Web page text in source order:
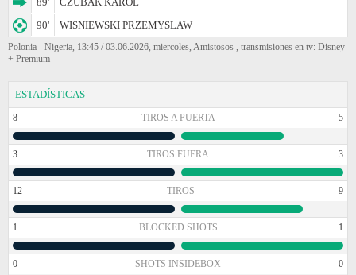
90'
WISNIEWSKI PRZEMYSLAW
Polonia - Nigeria, 13:45 / 03.06.2026, miercoles, Amistosos , transmisiones en tv: Disney
+ Premium
ESTADÍSTICAS
8 TIROS A PUERTA 5
3 TIROS FUERA 3
12 TIROS 9
1 BLOCKED SHOTS 1
0 SHOTS INSIDEBOX 0